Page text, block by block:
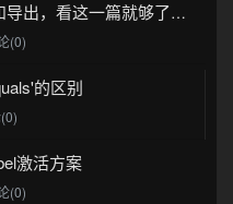
Java实现Excel导入和导出，看这一篇就够了(珍藏版)
(0)
的区别
激活方案
(0)